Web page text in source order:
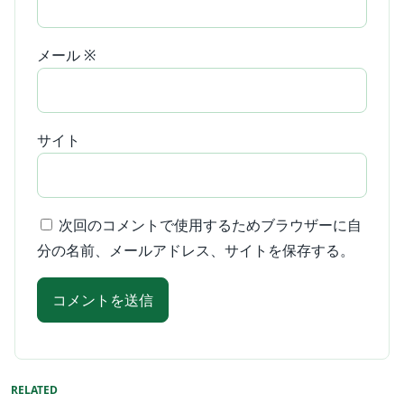
メール ※
サイト
次回のコメントで使用するためブラウザーに自
分の名前、メールアドレス、サイトを保存する。
RELATED